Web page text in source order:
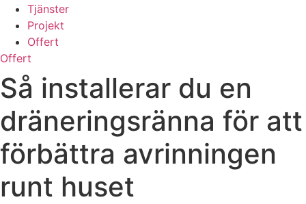
Tjänster
Projekt
Offert
Offert
Så installerar du en
dräneringsränna för att
förbättra avrinningen
runt huset